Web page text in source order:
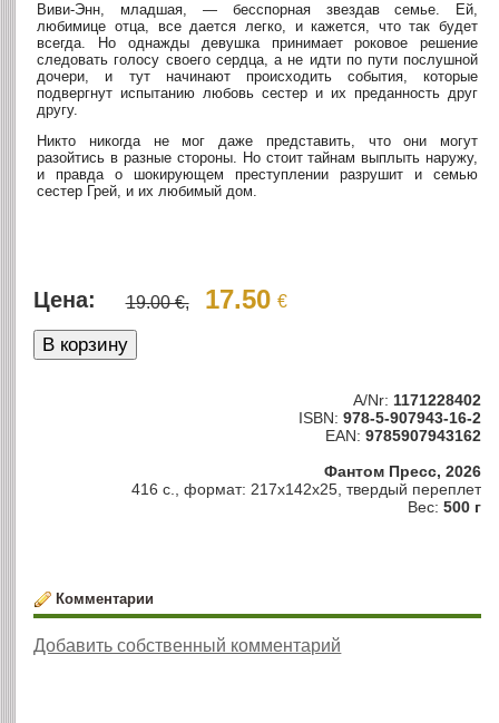
Виви-Энн, младшая, — бесспорная звездав семье. Ей,
любимице отца, все дается легко, и кажется, что так будет
всегда. Но однажды девушка принимает роковое решение
следовать голосу своего сердца, а не идти по пути послушной
дочери, и тут начинают происходить события, которые
подвергнут испытанию любовь сестер и их преданность друг
другу.
Никто никогда не мог даже представить, что они могут
разойтись в разные стороны. Но стоит тайнам выплыть наружу,
и правда о шокирующем преступлении разрушит и семью
сестер Грей, и их любимый дом.
Цена: 19.00 €, 17.50 €
A/Nr: 1171228402
ISBN: 978-5-907943-16-2
EAN: 9785907943162
Фантом Пресс, 2026
416 с., формат: 217x142x25, твердый переплет
Вес: 500 г
Комментарии
Добавить собственный комментарий